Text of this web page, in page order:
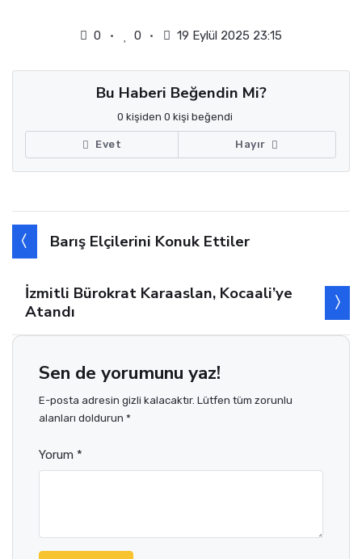
0 0 19 Eylül 2025 23:15
Bu Haberi Beğendin Mi?
0 kişiden 0 kişi beğendi
Evet Hayır
Barış Elçilerini Konuk Ettiler
İzmitli Bürokrat Karaaslan, Kocaali’ye
Atandı
Sen de yorumunu yaz!
E-posta adresin gizli kalacaktır. Lütfen tüm zorunlu
alanları doldurun *
Yorum *